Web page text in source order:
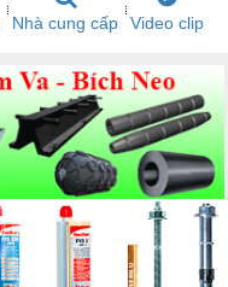
Nhà cung cấp Video clip